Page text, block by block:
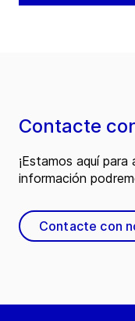
Contacte
¡Estamos aquí
información
Contacte con